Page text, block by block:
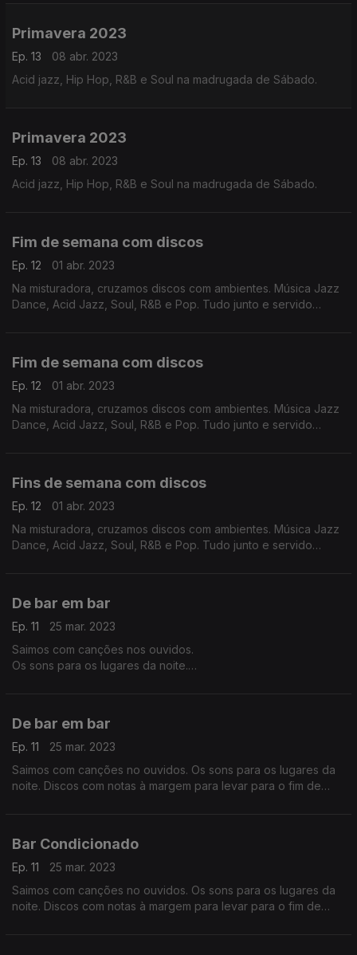
Primavera 2023
Ep. 13
08 abr. 2023
Acid jazz, Hip Hop, R&B e Soul na madrugada de Sábado.
Primavera 2023
Ep. 13
08 abr. 2023
Acid jazz, Hip Hop, R&B e Soul na madrugada de Sábado.
Fim de semana com discos
Ep. 12
01 abr. 2023
Na misturadora, cruzamos discos com ambientes. Música Jazz
Dance, Acid Jazz, Soul, R&B e Pop. Tudo junto e servido
Fim de semana com discos
Ep. 12
01 abr. 2023
Na misturadora, cruzamos discos com ambientes. Música Jazz
Dance, Acid Jazz, Soul, R&B e Pop. Tudo junto e servido
Fins de semana com discos
Ep. 12
01 abr. 2023
Na misturadora, cruzamos discos com ambientes. Música Jazz
Dance, Acid Jazz, Soul, R&B e Pop. Tudo junto e servido
De bar em bar
Ep. 11
25 mar. 2023
Saimos com canções nos ouvidos.
Os sons para os lugares da noite.
De bar em bar
Ep. 11
25 mar. 2023
Saimos com canções no ouvidos. Os sons para os lugares da
noite. Discos com notas à margem para levar para o fim de
Bar Condicionado
Ep. 11
25 mar. 2023
Saimos com canções no ouvidos. Os sons para os lugares da
noite. Discos com notas à margem para levar para o fim de